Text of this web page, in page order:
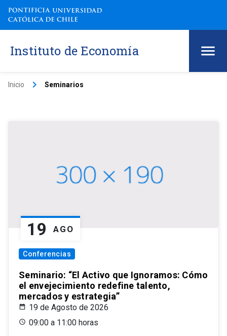
Instituto de Economía
Inicio keyboard_arrow_right Seminarios
19 AGO
Conferencias
Seminario: “El Activo que Ignoramos: Cómo
el envejecimiento redefine talento,
mercados y estrategia”
19 de Agosto de 2026
09:00 a 11:00 horas